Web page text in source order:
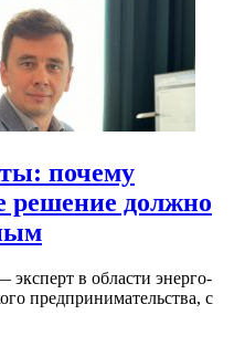
почему
решение должно
в области энерго-
предпринимательства, с